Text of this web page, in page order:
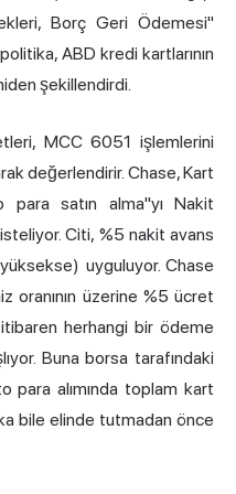
Borç Geri Ödemesi"
ABD kredi kartlarının
şekillendirdi.
MCC 6051 işlemlerini
değerlendirir. Chase, Kart
para satın alma"yı Nakit
Citi, %5 nakit avans
uyguluyor. Chase
oranının üzerine %5 ücret
herhangi bir ödeme
Buna borsa tarafındaki
para alımında toplam kart
bile elinde tutmadan önce